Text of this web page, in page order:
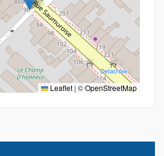
Leaflet | ©OpenStreetMap